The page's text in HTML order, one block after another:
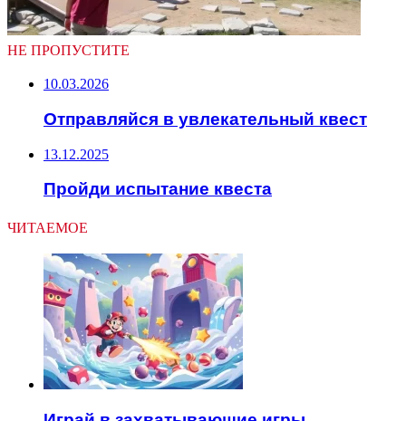
НЕ ПРОПУСТИТЕ
10.03.2026
Отправляйся в увлекательный квест
13.12.2025
Пройди испытание квеста
ЧИТАЕМОЕ